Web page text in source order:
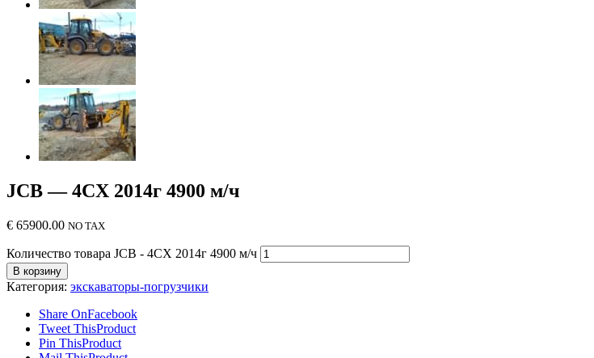
JCB — 4CX 2014г 4900 м/ч
€ 65900.00 NO TAX
Количество товара JCB - 4CX 2014г 4900 м/ч
В корзину
Категория: экскаваторы-погрузчики
Share OnFacebook
Tweet ThisProduct
Pin ThisProduct